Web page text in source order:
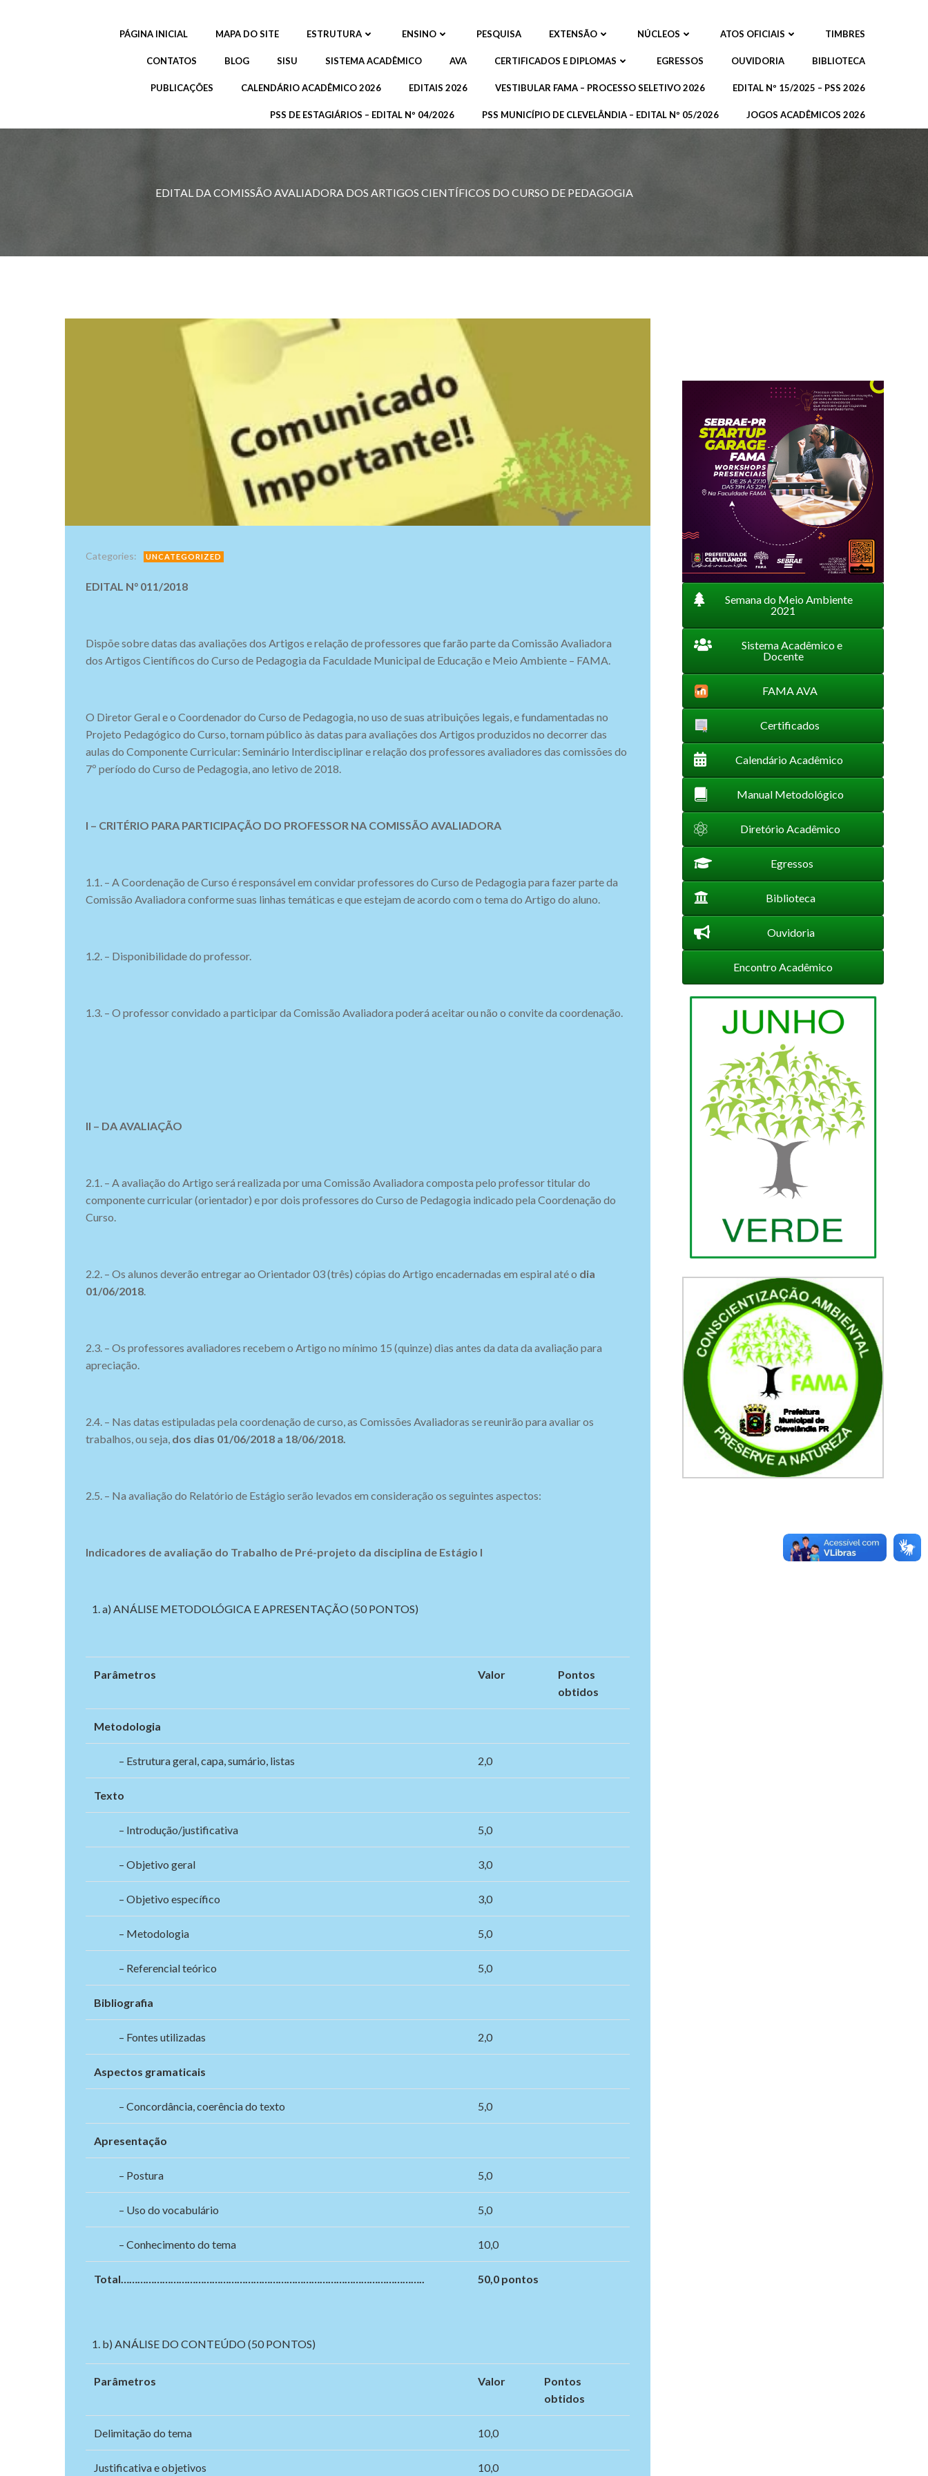
PÁGINA INICIAL MAPA DO SITE ESTRUTURA ENSINO PESQUISA EXTENSÃO NÚCLEOS ATOS OFICIAIS TIMBRES
CONTATOS BLOG SISU SISTEMA ACADÊMICO AVA CERTIFICADOS E DIPLOMAS EGRESSOS OUVIDORIA BIBLIOTECA
PUBLICAÇÕES CALENDÁRIO ACADÊMICO 2026 EDITAIS 2026 VESTIBULAR FAMA – PROCESSO SELETIVO 2026 EDITAL Nº 15/2025 – PSS 2026
PSS DE ESTAGIÁRIOS – EDITAL Nº 04/2026 PSS MUNICÍPIO DE CLEVELÂNDIA – EDITAL Nº 05/2026 JOGOS ACADÊMICOS 2026
EDITAL DA COMISSÃO AVALIADORA DOS ARTIGOS CIENTÍFICOS DO CURSO DE PEDAGOGIA
Categories: UNCATEGORIZED
EDITAL N° 011/2018
Dispõe sobre datas das avaliações dos Artigos e relação de professores que farão parte da Comissão Avaliadora
dos Artigos Científicos do Curso de Pedagogia da Faculdade Municipal de Educação e Meio Ambiente – FAMA.
O Diretor Geral e o Coordenador do Curso de Pedagogia, no uso de suas atribuições legais, e fundamentadas no
Projeto Pedagógico do Curso, tornam público às datas para avaliações dos Artigos produzidos no decorrer das
aulas do Componente Curricular: Seminário Interdisciplinar e relação dos professores avaliadores das comissões do
7º período do Curso de Pedagogia, ano letivo de 2018.
I – CRITÉRIO PARA PARTICIPAÇÃO DO PROFESSOR NA COMISSÃO AVALIADORA
1.1. – A Coordenação de Curso é responsável em convidar professores do Curso de Pedagogia para fazer parte da
Comissão Avaliadora conforme suas linhas temáticas e que estejam de acordo com o tema do Artigo do aluno.
1.2. – Disponibilidade do professor.
1.3. – O professor convidado a participar da Comissão Avaliadora poderá aceitar ou não o convite da coordenação.
II – DA AVALIAÇÃO
2.1. – A avaliação do Artigo será realizada por uma Comissão Avaliadora composta pelo professor titular do
componente curricular (orientador) e por dois professores do Curso de Pedagogia indicado pela Coordenação do
Curso.
2.2. – Os alunos deverão entregar ao Orientador 03 (três) cópias do Artigo encadernadas em espiral até o dia
01/06/2018.
2.3. – Os professores avaliadores recebem o Artigo no mínimo 15 (quinze) dias antes da data da avaliação para
apreciação.
2.4. – Nas datas estipuladas pela coordenação de curso, as Comissões Avaliadoras se reunirão para avaliar os
trabalhos, ou seja, dos dias 01/06/2018 a 18/06/2018.
2.5. – Na avaliação do Relatório de Estágio serão levados em consideração os seguintes aspectos:
Indicadores de avaliação do Trabalho de Pré-projeto da disciplina de Estágio I
a) ANÁLISE METODOLÓGICA E APRESENTAÇÃO (50 PONTOS)
Parâmetros Valor
Pontos
obtidos
Metodologia
– Estrutura geral, capa, sumário, listas 2,0
Texto
– Introdução/justificativa 5,0
– Objetivo geral 3,0
– Objetivo específico 3,0
– Metodologia 5,0
– Referencial teórico 5,0
Bibliografia
– Fontes utilizadas 2,0
Aspectos gramaticais
– Concordância, coerência do texto 5,0
Apresentação
– Postura 5,0
– Uso do vocabulário 5,0
– Conhecimento do tema 10,0
Total……………………………………………………………………………………………….. 50,0 pontos
b) ANÁLISE DO CONTEÚDO (50 PONTOS)
Parâmetros Valor
Pontos
obtidos
Delimitação do tema 10,0
Justificativa e objetivos 10,0
Semana do Meio Ambiente
2021
Sistema Acadêmico e
Docente
FAMA AVA
Certificados
Calendário Acadêmico
Manual Metodológico
Diretório Acadêmico
Egressos
Biblioteca
Ouvidoria
Encontro Acadêmico